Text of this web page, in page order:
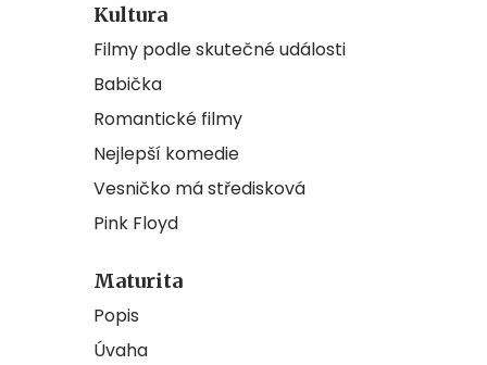
Kultura
Filmy podle skutečné události
Babička
Romantické filmy
Nejlepší komedie
Vesničko má středisková
Pink Floyd
Maturita
Popis
Úvaha